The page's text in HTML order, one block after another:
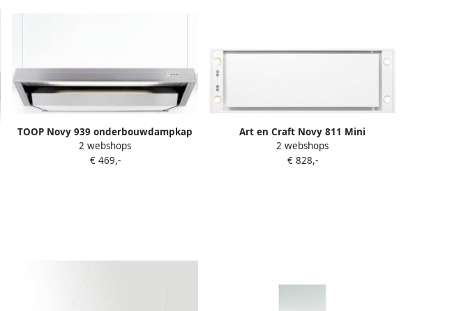
TOOP Novy 939 onderbouwdampkap
90 cm inox
2 webshops
€ 469,-
Art en Craft Novy 811 Mini
Pure\&apos;line 54 cm wit
2 webshops
€ 828,-